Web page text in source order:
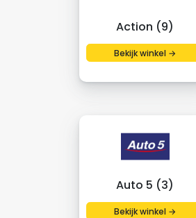
Action (9)
Bekijk winkel →
Auto 5 (3)
Bekijk winkel →